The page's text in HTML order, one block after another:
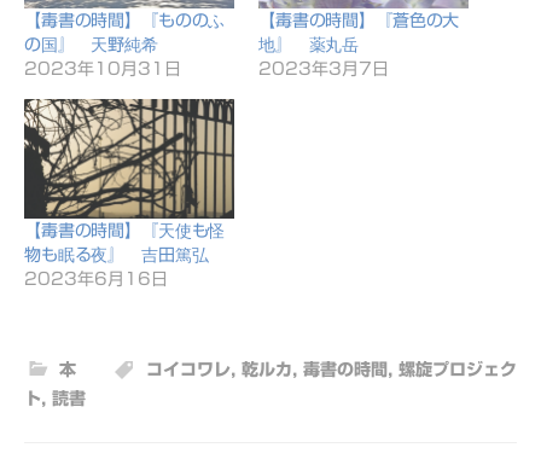
【毒書の時間】『もののふ
の国』 天野純希
2023年10月31日
【毒書の時間】『蒼色の大
地』 薬丸岳
2023年3月7日
【毒書の時間】『天使も怪
物も眠る夜』 吉田篤弘
2023年6月16日
本 コイコワレ, 乾ルカ, 毒書の時間 , 螺旋プロジェク
ト, 読書